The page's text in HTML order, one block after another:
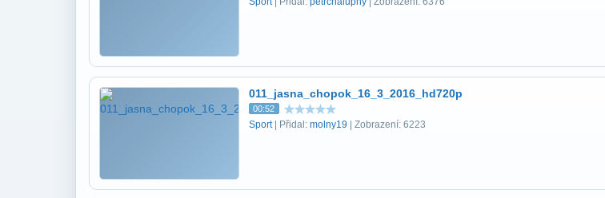
011_jasna_chopok_16_3_2016_hd720p
00:52
Sport| Přidal: molny19 | Zobrazení: 6223